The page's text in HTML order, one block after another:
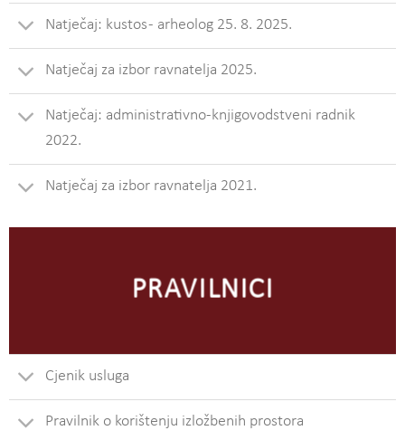
Natječaj: kustos - arheolog 25. 8. 2025.
Natječaj za izbor ravnatelja 2025.
Natječaj: administrativno-knjigovodstveni radnik
2022.
Natječaj za izbor ravnatelja 2021.
PRAVILNICI
Cjenik usluga
Pravilnik o korištenju izložbenih prostora